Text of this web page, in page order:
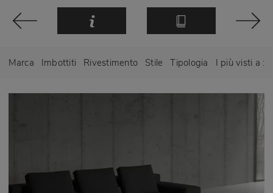
Marca Imbottiti Rivestimento Stile Tipologia I più visti a :